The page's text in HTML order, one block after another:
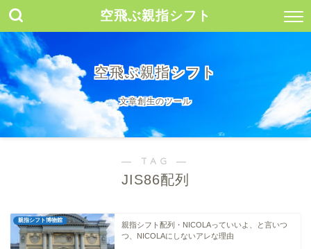
空飛ぶ親指シフト
空飛ぶ親指シフト
文章創生のツール
― TAG ―
JIS86配列
親指シフト博物館
親指シフト配列・NICOLAっていいよ、と言いつ
つ、NICOLAにしないアレな理由